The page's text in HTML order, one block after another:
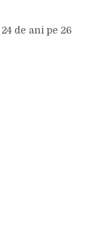
de ani pe 26